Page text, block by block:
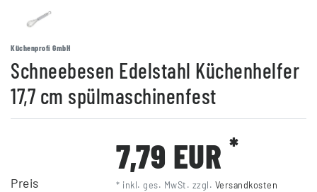
Küchenprofi GmbH
Schneebesen Edelstahl Küchenhelfer
17,7 cm spülmaschinenfest
Preis
7,79 EUR *
* inkl. ges. MwSt. zzgl. Versandkosten